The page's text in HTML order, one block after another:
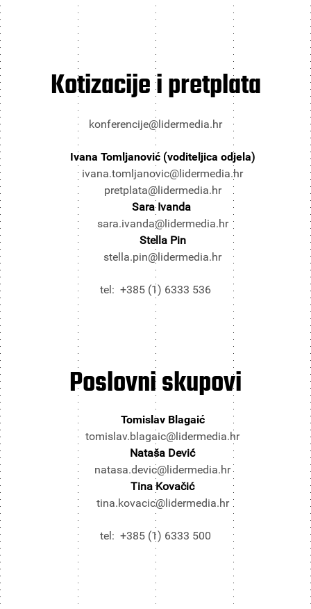
Kotizacije i pretplata
konferencije@lidermedia.hr
Ivana Tomljanović (voditeljica odjela)
ivana.tomljanovic@lidermedia.hr
pretplata@lidermedia.hr
Sara Ivanda
sara.ivanda@lidermedia.hr
Stella Pin
stella.pin@lidermedia.hr
tel: +385 (1) 6333 536
Poslovniskupovi
Tomislav Blagaić
tomislav.blagaic@lidermedia.hr
Nataša Dević
natasa.devic@lidermedia.hr
Tina Kovačić
tina.kovacic@lidermedia.hr
tel: +385 (1) 6333 500